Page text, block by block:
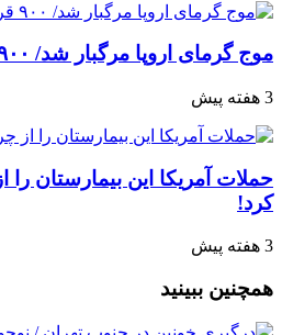
موج گرمای اروپا مرگبار شد/ ۹۰۰ قربانی در این کشور!
3 هفته پیش
حملات آمریکا این بیمارستان
کرد!
3 هفته پیش
همچنین ببینید